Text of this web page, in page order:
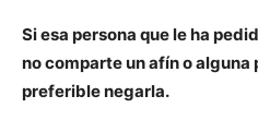
Si esa persona que le ha
no comparte un afín o alguna
preferible negarla.